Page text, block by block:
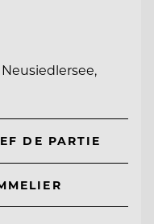
DE PARTIE